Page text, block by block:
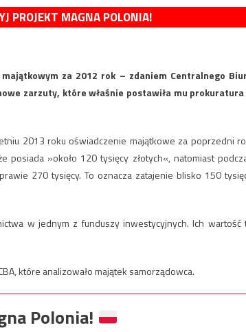
PROJEKT MAGNA POLONIA!
za 2012 rok – zdaniem Centralnego
zarzuty, które właśnie postawiła mu
2013 roku oświadczenie majątkowe za poprzedni
posiada »około 120 tysięcy złotych«, natomiast
270 tysięcy. To oznacza zatajenie blisko 150
w jednym z funduszy inwestycyjnych. Ich wartość
które analizowało majątek samorządowca.
Polonia!